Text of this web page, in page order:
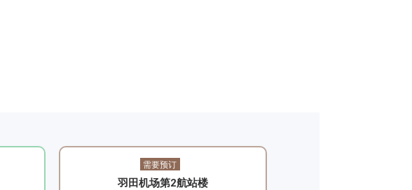
需要预订
​羽田机场第2航站楼